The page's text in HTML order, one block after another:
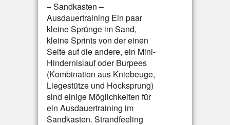
– Sandkasten –
Ausdauertraining Ein paar
kleine Sprünge im Sand,
kleine Sprints von der einen
Seite auf die andere, ein Mini-
Hindernislauf oder Burpees
(Kombination aus Kniebeuge,
Liegestütze und Hocksprung)
sind einige Möglichkeiten für
ein Ausdauertraining im
Sandkasten. Strandfeeling